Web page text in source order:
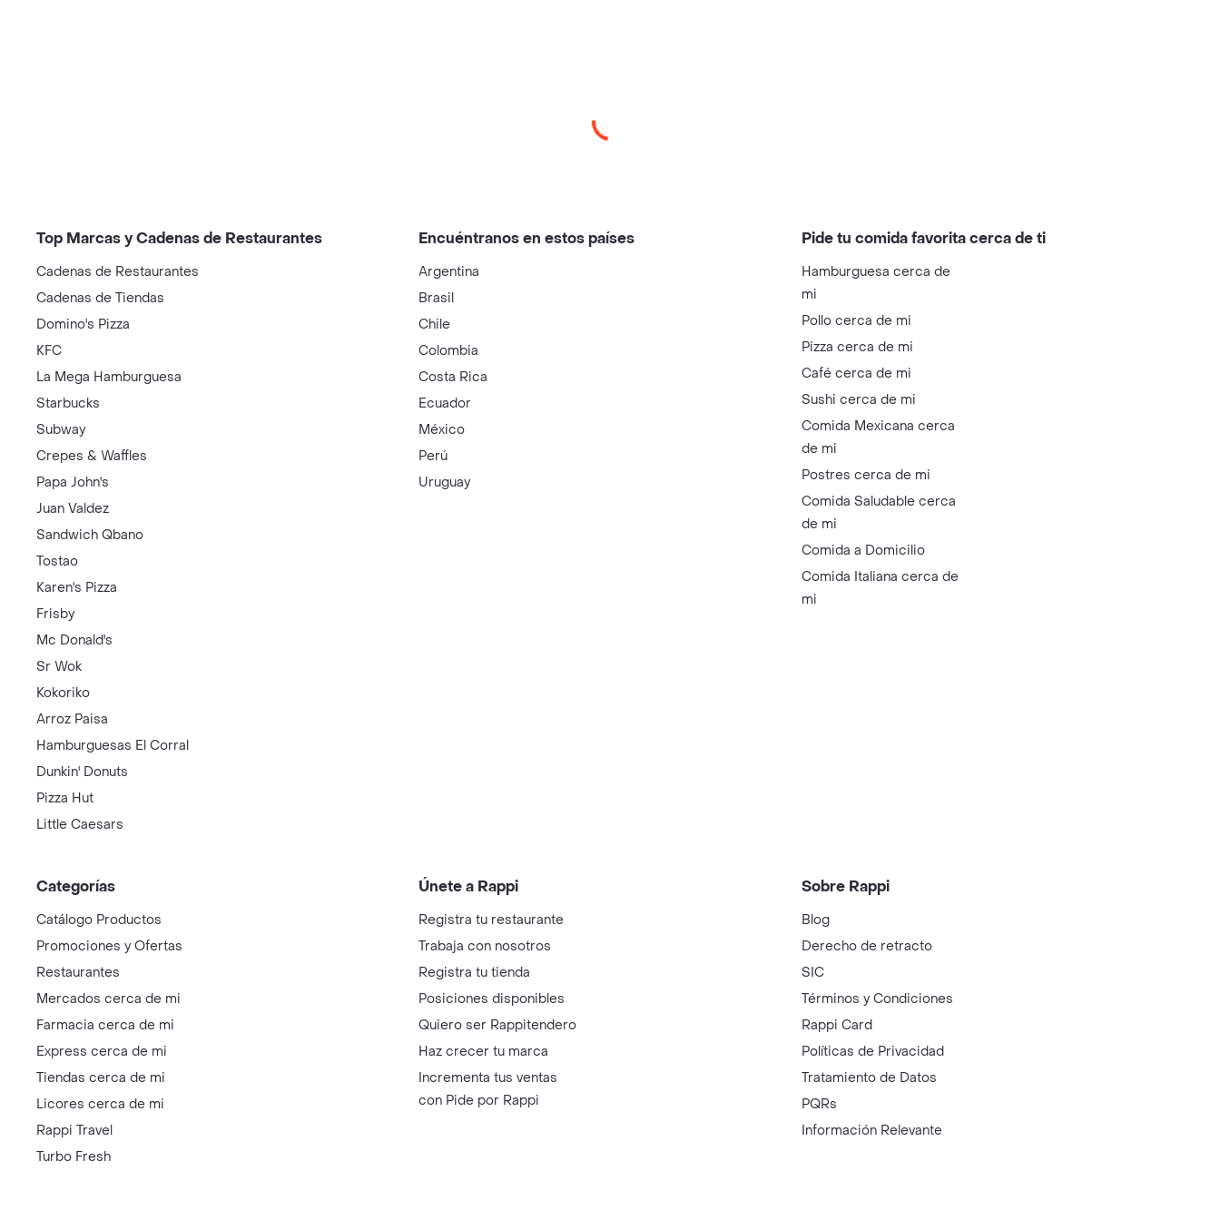
Top Marcas y Cadenas de Restaurantes
Cadenas de Restaurantes
Cadenas de Tiendas
Domino's Pizza
KFC
La Mega Hamburguesa
Starbucks
Subway
Crepes & Waffles
Papa John's
Juan Valdez
Sandwich Qbano
Tostao
Karen's Pizza
Frisby
Mc Donald's
Sr Wok
Kokoriko
Arroz Paisa
Hamburguesas El Corral
Dunkin' Donuts
Pizza Hut
Little Caesars
Encuéntranos en estos países
Argentina
Brasil
Chile
Colombia
Costa Rica
Ecuador
México
Perú
Uruguay
Pide tu comida favorita cerca de ti
Hamburguesa cerca de
mi
Pollo cerca de mi
Pizza cerca de mi
Café cerca de mi
Sushi cerca de mi
Comida Mexicana cerca
de mi
Postres cerca de mi
Comida Saludable cerca
de mi
Comida a Domicilio
Comida Italiana cerca de
mi
Categorías
Catálogo Productos
Promociones y Ofertas
Restaurantes
Mercados cerca de mi
Farmacia cerca de mi
Express cerca de mi
Tiendas cerca de mi
Licores cerca de mi
Rappi Travel
Turbo Fresh
Únete a Rappi
Registra tu restaurante
Trabaja con nosotros
Registra tu tienda
Posiciones disponibles
Quiero ser Rappitendero
Haz crecer tu marca
Incrementa tus ventas
con Pide por Rappi
Sobre Rappi
Blog
Derecho de retracto
SIC
Términos y Condiciones
Rappi Card
Políticas de Privacidad
Tratamiento de Datos
PQRs
Información Relevante